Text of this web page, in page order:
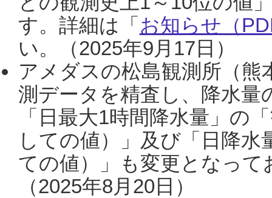
す。詳細は「 お知らせ（
い。（2025年9月17日）
アメダスの松島観測所（熊
測データを精査し、降水
「日最大1時間降水量」の
しての値）」及び「日降
ての値）」も変更となっ
（2025年8月20日）